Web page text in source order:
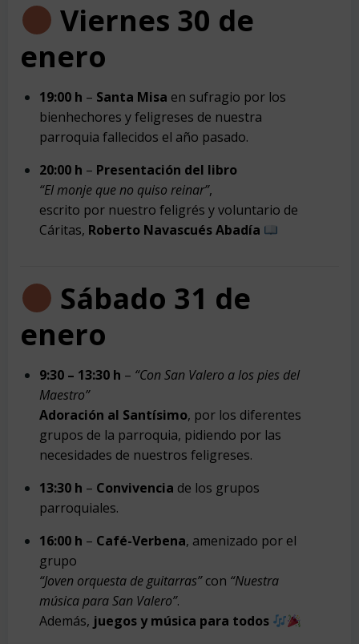
Viernes 30 de
enero
19:00 h – Santa Misa en sufragio por los
bienhechores y feligreses de nuestra
parroquia fallecidos el año pasado.
20:00 h – Presentación del libro
“El monje que no quiso reinar”,
escrito por nuestro feligrés y voluntario de
Cáritas, Roberto Navascués Abadía
Sábado 31 de
enero
9:30 – 13:30 h – “Con San Valero a los pies del
Maestro”
Adoración al Santísimo, por los diferentes
grupos de la parroquia, pidiendo por las
necesidades de nuestros feligreses.
13:30 h – Convivencia de los grupos
parroquiales.
16:00 h – Café-Verbena, amenizado por el
grupo
“Joven orquesta de guitarras”con “Nuestra
música para San Valero”.
Además, juegos y música para todos